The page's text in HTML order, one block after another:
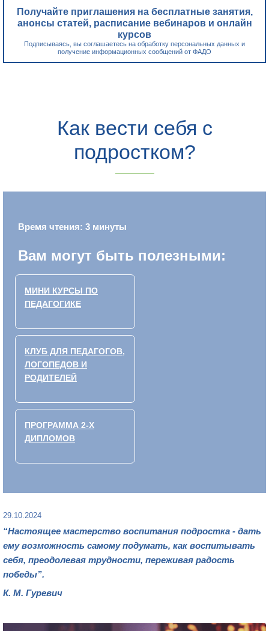
Получайте приглашения на бесплатные занятия,
анонсы статей, расписание вебинаров и онлайн
курсов
Подписываясь, вы соглашаетесь на обработку персональных данных и
получение информационных сообщений от ФАДО
Как вести себя с
подростком?
Время чтения: 3 минуты
Вам могут быть полезными:
МИНИ КУРСЫ ПО
ПЕДАГОГИКЕ
КЛУБ ДЛЯ ПЕДАГОГОВ,
ЛОГОПЕДОВ И
РОДИТЕЛЕЙ
ПРОГРАММА 2-Х
ДИПЛОМОВ
29.10.2024
“Настоящее мастерство воспитания подростка - дать
ему возможность самому подумать, как воспитывать
себя, преодолевая трудности, переживая радость
победы”.
К. М. Гуревич